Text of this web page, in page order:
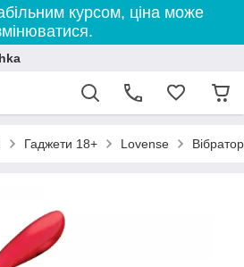
курсом, ціна може
Гаджети 18+ Lovense